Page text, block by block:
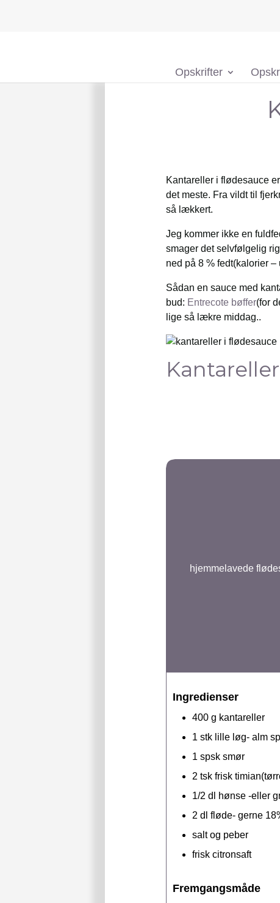
Opskrifter
Kantareller i flødesauce
det meste. Fra vildt til
så lækkert.
Jeg kommer ikke en
smager det selvfølgelig
ned på 8 % fedt(kalorier
Sådan en sauce med
bud: Entrecote bøffer(for
lige så lækre middag..
hjemmelavede
Ingredienser
400 g kantareller
1 stk lille løg- alm
1 spsk smør
2 tsk frisk
1/2 dl
hønse -eller
2 dl fløde- gerne
salt og peber
frisk citronsaft
Fremgangsmåde